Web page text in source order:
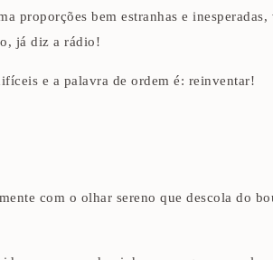
proporções bem estranhas e
já diz a rádio!
e a palavra de ordem é: reinventar!
com o olhar sereno que descola do